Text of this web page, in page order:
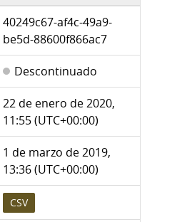
40249c67-af4c-49a9-
be5d-88600f866ac7
Descontinuado
22 de enero de 2020,
11:55 (UTC+00:00)
1 de marzo de 2019,
13:36 (UTC+00:00)
CSV